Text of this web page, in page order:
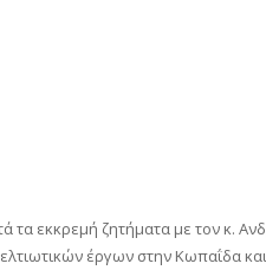
εκκρεμή ζητήματα με τον κ.
έργων στην Κωπαΐδα